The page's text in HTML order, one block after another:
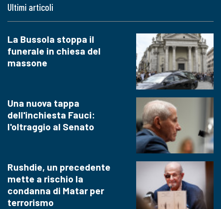
Ultimi articoli
La Bussola stoppa il
funerale in chiesa del
massone
Una nuova tappa
dell'inchiesta Fauci:
l'oltraggio al Senato
Rushdie, un precedente
mette a rischio la
condanna di Matar per
terrorismo